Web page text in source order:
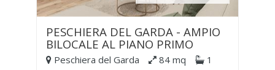
PESCHIERA DEL GARDA - AMPIO
BILOCALE AL PIANO PRIMO
Peschiera del Garda 84 mq 1